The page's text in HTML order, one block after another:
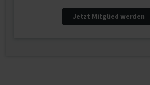
Jetzt Mitglied werden